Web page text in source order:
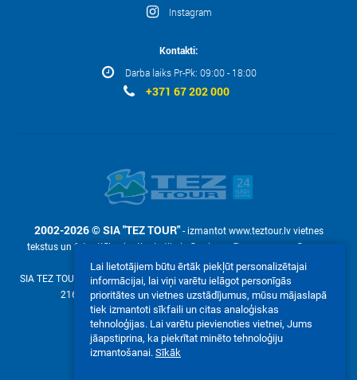
Instagram
Kontakti:
Darba laiks Pr-Pk: 09:00 - 18:00
+371 67 202 000
2002-2026 © SIA "TEZ TOUR"- izmantot www.teztour.lv vietnes
tekstus un fotoattēlus ir atļauts tikai pēc pieprasījuma – ar uzņēmuma
rakstisku atļauju SIA "TEZ TOUR".
SIA TEZ TOUR (reg. №40003586306, Malduguņu iela 2, Mārupe, Latvija LV-
2167, е-pasts:online@teztour.lv, mob. +371 22304250)
Mēs akceptējam:
Lai lietotājiem būtu ērtāk piekļūt personalizētajai
informācijai, lai viņi varētu ielāgot personīgās
prioritātes un vietnes uzstādījumus, mūsu mājaslapā
tiek izmantoti sīkfaili un citas analoģiskas
tehnoloģijas. Lai varētu pievienoties vietnei, Jums
jāapstiprina, ka piekrītat minēto tehnoloģiju
izmantošanai. Sīkāk